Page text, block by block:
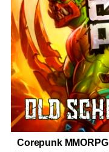
Corepunk MMORPG